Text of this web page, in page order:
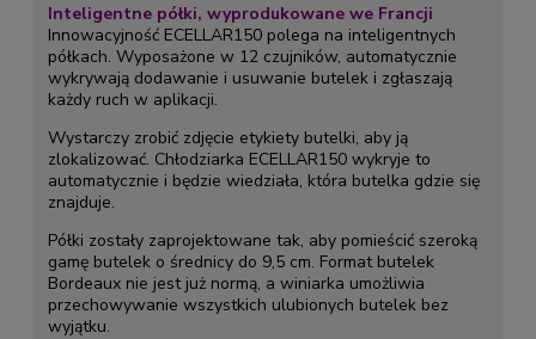
Inteligentne półki, wyprodukowane we Francji
Innowacyjność ECELLAR150 polega na inteligentnych
półkach. Wyposażone w 12 czujników, automatycznie
wykrywają dodawanie i usuwanie butelek i zgłaszają
każdy ruch w aplikacji.
Wystarczy zrobić zdjęcie etykiety butelki, aby ją
zlokalizować. Chłodziarka ECELLAR150 wykryje to
automatycznie i będzie wiedziała, która butelka gdzie się
znajduje.
Półki zostały zaprojektowane tak, aby pomieścić szeroką
gamę butelek o średnicy do 9,5 cm. Format butelek
Bordeaux nie jest już normą, a winiarka umożliwia
przechowywanie wszystkich ulubionych butelek bez
wyjątku.